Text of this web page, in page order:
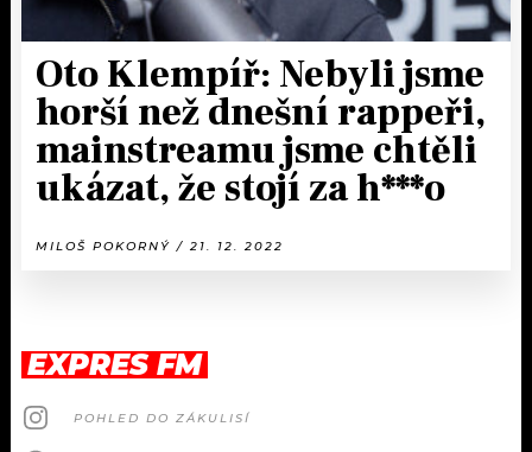
Oto Klempíř: Nebyli jsme
horší než dnešní rappeři,
mainstreamu jsme chtěli
ukázat, že stojí za h***o
MILOŠ POKORNÝ / 21. 12. 2022
EXPRES FM
POHLED DO ZÁKULISÍ